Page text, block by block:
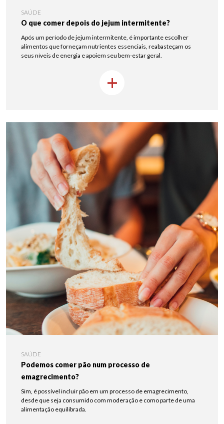
SAÚDE
O que comer depois do jejum intermitente?
Após um período de jejum intermitente, é importante escolher
alimentos que forneçam nutrientes essenciais, reabasteçam os
seus níveis de energia e apoiem seu bem-estar geral.
+
SAÚDE
Podemos comer pão num processo de
emagrecimento?
Sim, é possível incluir pão em um processo de emagrecimento,
desde que seja consumido com moderação e como parte de uma
alimentação equilibrada.